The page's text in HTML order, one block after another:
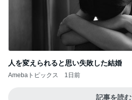
人を変えられると思い失敗した結婚
Amebaトピックス 1日前
記事を読む